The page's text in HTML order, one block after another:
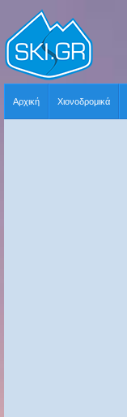
Αρχική Χιονοδρομικά